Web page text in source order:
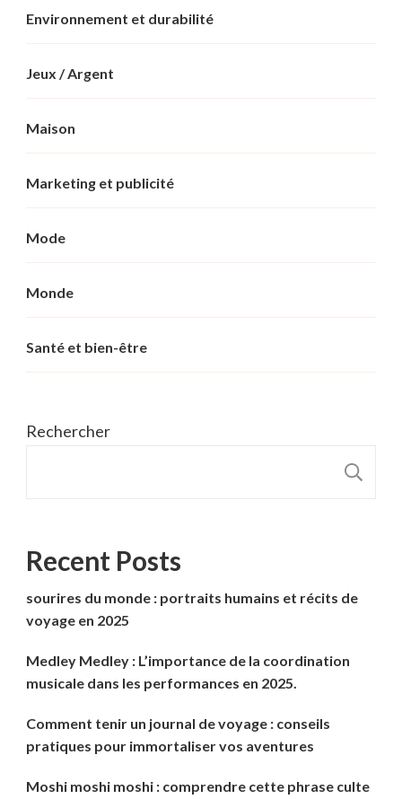
Environnement et durabilité
Jeux / Argent
Maison
Marketing et publicité
Mode
Monde
Santé et bien-être
Rechercher
Recent Posts
sourires du monde : portraits humains et récits de
voyage en 2025
Medley Medley : L’importance de la coordination
musicale dans les performances en 2025.
Comment tenir un journal de voyage : conseils
pratiques pour immortaliser vos aventures
Moshi moshi moshi : comprendre cette phrase culte